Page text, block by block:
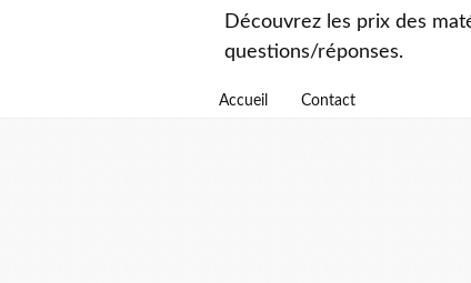
Découvrez les prix des
questions/réponses.
Accueil Contact